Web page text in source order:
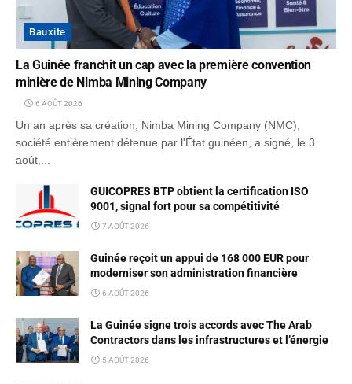
Bauxite
La Guinée franchit un cap avec la première convention
minière de Nimba Mining Company
6 AOÛT 2026
Un an après sa création, Nimba Mining Company (NMC),
société entièrement détenue par l'État guinéen, a signé, le 3
août,...
GUICOPRES BTP obtient la certification ISO
9001, signal fort pour sa compétitivité
7 AOÛT 2026
Guinée reçoit un appui de 168 000 EUR pour
moderniser son administration financière
6 AOÛT 2026
La Guinée signe trois accords avec The Arab
Contractors dans les infrastructures et l’énergie
5 AOÛT 2026